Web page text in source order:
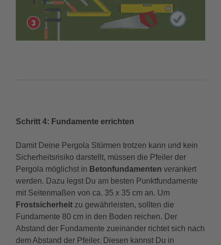
Schritt 4: Fundamente errichten
Damit Deine Pergola Stürmen trotzen kann und kein
Sicherheitsrisiko darstellt, müssen die Pfeiler der
Pergola möglichst in Betonfundamenten verankert
werden. Dazu legst Du am besten Punktfundamente
mit Seitenmaßen von ca. 35 x 35 cm an. Um
Frostsicherheit zu gewährleisten, sollten die
Fundamente 80 cm in den Boden reichen. Der
Abstand der Fundamente zueinander richtet sich nach
dem Abstand der Pfeiler. Diesen kannst Du in